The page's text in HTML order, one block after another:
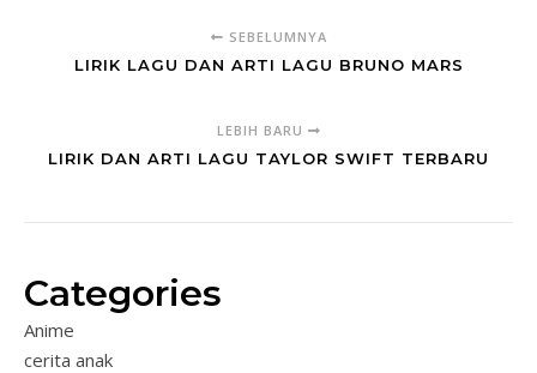
SEBELUMNYA
LIRIK LAGU DAN ARTI LAGU BRUNO MARS
LEBIH BARU
LIRIK DAN ARTI LAGU TAYLOR SWIFT TERBARU
Categories
Anime
cerita anak